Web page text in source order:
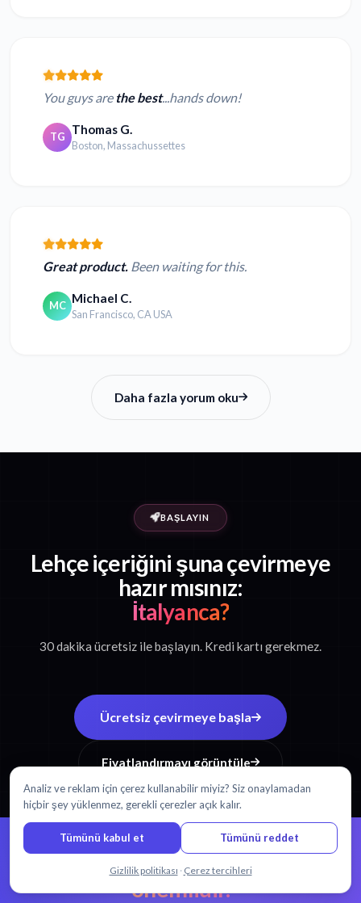
You guys are the best...hands down!
TG Thomas G.
Boston, Massachussettes
Great product. Been waiting for this.
MC Michael C.
San Francisco, CA USA
Daha fazla yorum oku
BAŞLAYIN
Lehçe içeriğini şuna çevirmeye
hazır mısınız:
İtalyanca?
30 dakika ücretsiz ile başlayın. Kredi kartı gerekmez.
Ücretsiz çevirmeye başla
Fiyatlandırmayı görüntüle
%99 doğruluk.Her kelime
önemlidir.
Bizimle sohbet edin
Analiz ve reklam için çerez kullanabilir miyiz? Siz onaylamadan
hiçbir şey yüklenmez, gerekli çerezler açık kalır.
Tümünü kabul et Tümünü reddet
Gizlilik politikası · Çerez tercihleri